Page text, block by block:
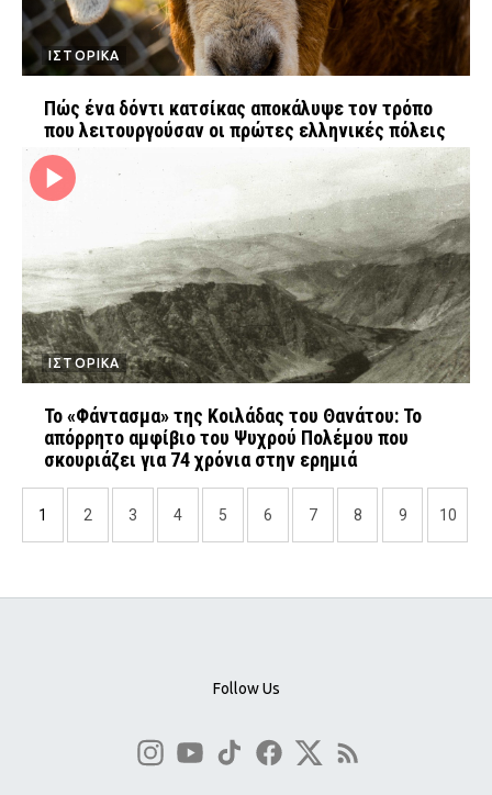
ΙΣΤΟΡΙΚΑ
Πώς ένα δόντι κατσίκας αποκάλυψε τον τρόπο
που λειτουργούσαν οι πρώτες ελληνικές πόλεις
ΙΣΤΟΡΙΚΑ
Το «Φάντασμα» της Κοιλάδας του Θανάτου: Το
απόρρητο αμφίβιο του Ψυχρού Πολέμου που
σκουριάζει για 74 χρόνια στην ερημιά
1 2 3 4 5 6 7 8 9 10
Follow Us